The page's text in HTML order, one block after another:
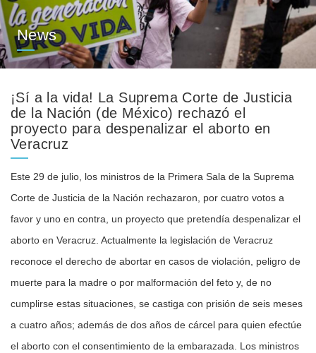
Prayer
News
News
¡Sí a la vida! La Suprema Corte de Justicia
de la Nación (de México) rechazó el
proyecto para despenalizar el aborto en
Veracruz
Este 29 de julio, los ministros de la Primera Sala de la Suprema
Corte de Justicia de la Nación rechazaron, por cuatro votos a
favor y uno en contra, un proyecto que pretendía despenalizar el
aborto en Veracruz. Actualmente la legislación de Veracruz
reconoce el derecho de abortar en casos de violación, peligro de
muerte para la madre o por malformación del feto y, de no
cumplirse estas situaciones, se castiga con prisión de seis meses
a cuatro años; además de dos años de cárcel para quien efectúe
el aborto con el consentimiento de la embarazada. Los ministros